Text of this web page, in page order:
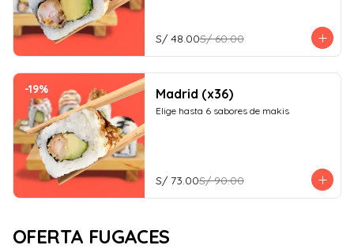
S/ 48.00S/ 60.00
-19% Madrid (x36)
Elige hasta 6 sabores de makis
S/ 73.00S/ 90.00
OFERTA FUGACES